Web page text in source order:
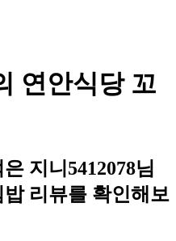
연안식당 꼬
지니5412078님
리뷰를 확인해보